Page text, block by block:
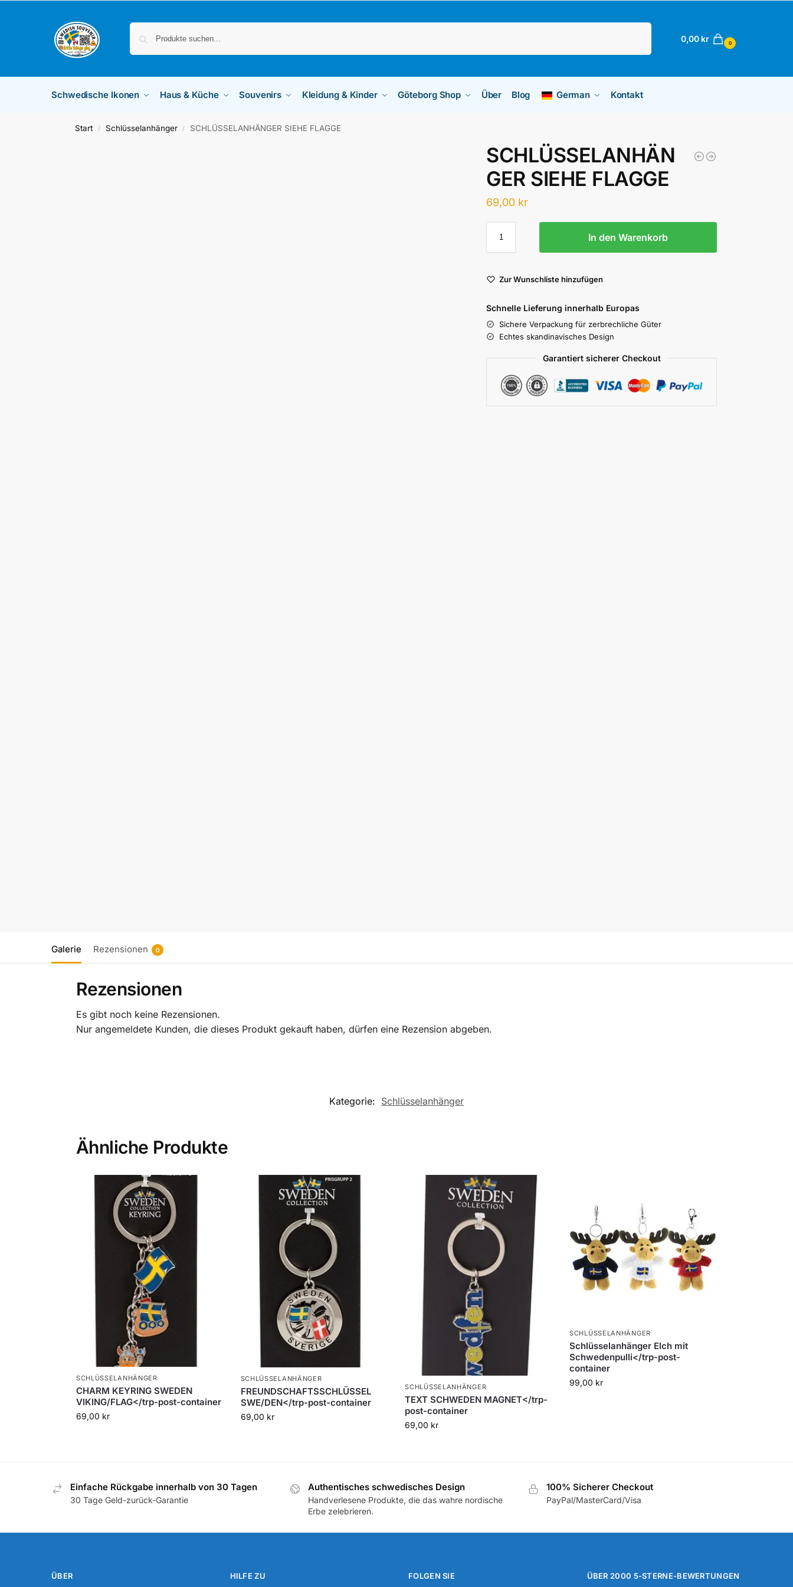
0,00 kr 0
Schwedische Ikonen Haus & Küche Souvenirs Kleidung & Kinder Göteborg Shop Über Blog German Kontakt
Start / Schlüsselanhänger / SCHLÜSSELANHÄNGER SIEHE FLAGGE
SCHLÜSSELANHÄN
GER SIEHE FLAGGE
69,00 kr
In den Warenkorb
Zur Wunschliste hinzufügen
Schnelle Lieferung innerhalb Europas
Sichere Verpackung für zerbrechliche Güter
Echtes skandinavisches Design
Garantiert sicherer Checkout
Galerie Rezensionen 0
Rezensionen
Es gibt noch keine Rezensionen.
Nur angemeldete Kunden, die dieses Produkt gekauft haben, dürfen eine Rezension abgeben.
Kategorie: Schlüsselanhänger
Ähnliche Produkte
SCHLÜSSELANHÄNGER
CHARM KEYRING SWEDEN
VIKING/FLAG</trp-post-container
69,00 kr
SCHLÜSSELANHÄNGER
FREUNDSCHAFTSSCHLÜSSEL
SWE/DEN</trp-post-container
69,00 kr
SCHLÜSSELANHÄNGER
TEXT SCHWEDEN MAGNET</trp-
post-container
69,00 kr
SCHLÜSSELANHÄNGER
Schlüsselanhänger Elch mit
Schwedenpulli</trp-post-
container
99,00 kr
Einfache Rückgabe innerhalb von 30 Tagen
30 Tage Geld-zurück-Garantie
Authentisches schwedisches Design
Handverlesene Produkte, die das wahre nordische
Erbe zelebrieren.
100% Sicherer Checkout
PayPal/MasterCard/Visa
ÜBER HILFE ZU FOLGEN SIE ÜBER 2000 5-STERNE-BEWERTUNGEN